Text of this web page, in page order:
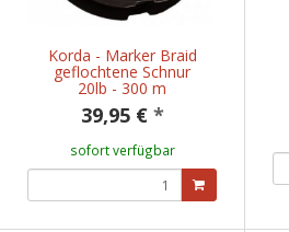
Korda - Marker Braid
geflochtene Schnur
20lb - 300 m
39,95 € *
sofort verfügbar